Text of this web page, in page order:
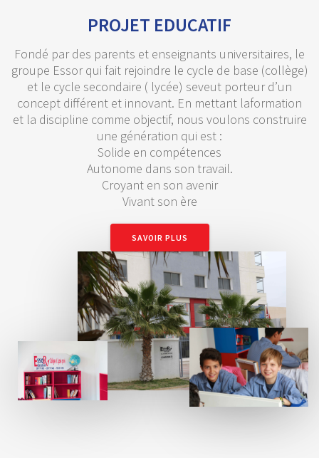
PROJET EDUCATIF
Fondé par des parents et enseignants universitaires, le
groupe Essor qui fait rejoindre le cycle de base (collège)
et le cycle secondaire ( lycée) seveut porteur d’un
concept différent et innovant. En mettant laformation
et la discipline comme objectif, nous voulons construire
une génération qui est :
Solide en compétences
Autonome dans son travail.
Croyant en son avenir
Vivant son ère
SAVOIR PLUS